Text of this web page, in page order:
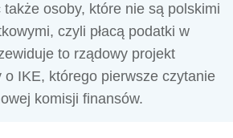
także osoby, które nie są polskimi
czyli płacą podatki w
to rządowy projekt
o IKE, którego pierwsze czytanie
komisji finansów.